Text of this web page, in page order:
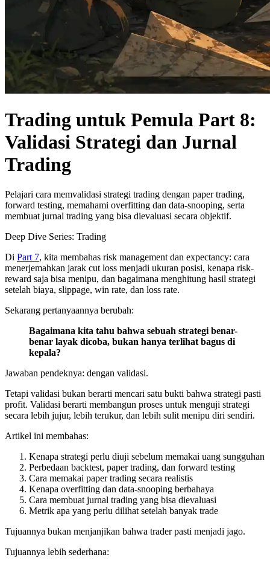
Trading untuk Pemula Part 8:
Validasi Strategi dan Jurnal
Trading
Pelajari cara memvalidasi strategi trading dengan paper trading,
forward testing, memahami overfitting dan data-snooping, serta
membuat jurnal trading yang bisa dievaluasi secara objektif.
Deep Dive Series: Trading
Di Part 7, kita membahas risk management dan expectancy: cara
menerjemahkan jarak cut loss menjadi ukuran posisi, kenapa risk-
reward saja bisa menipu, dan bagaimana menghitung hasil strategi
setelah biaya, slippage, win rate, dan loss rate.
Sekarang pertanyaannya berubah:
Bagaimana kita tahu bahwa sebuah strategi benar-
benar layak dicoba, bukan hanya terlihat bagus di
kepala?
Jawaban pendeknya: dengan validasi.
Tetapi validasi bukan berarti mencari satu bukti bahwa strategi pasti
profit. Validasi berarti membangun proses untuk menguji strategi
secara lebih jujur, lebih terukur, dan lebih sulit menipu diri sendiri.
Artikel ini membahas:
Kenapa strategi perlu diuji sebelum memakai uang sungguhan
Perbedaan backtest, paper trading, dan forward testing
Cara memakai paper trading secara realistis
Kenapa overfitting dan data-snooping berbahaya
Cara membuat jurnal trading yang bisa dievaluasi
Metrik apa yang perlu dilihat setelah banyak trade
Tujuannya bukan menjanjikan bahwa trader pasti menjadi jago.
Tujuannya lebih sederhana: